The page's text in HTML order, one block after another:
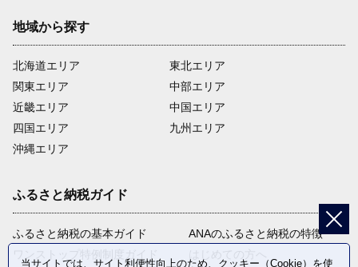
地域から探す
北海道エリア
関東エリア
近畿エリア
四国エリア
沖縄エリア
東北エリア
中部エリア
中国エリア
九州エリア
ふるさと納税ガイド
ふるさと納税の基本ガイド
ANAのふるさと納税の特徴
当サイトでは、サイト利便性向上のため、クッキー（Cookie）を使